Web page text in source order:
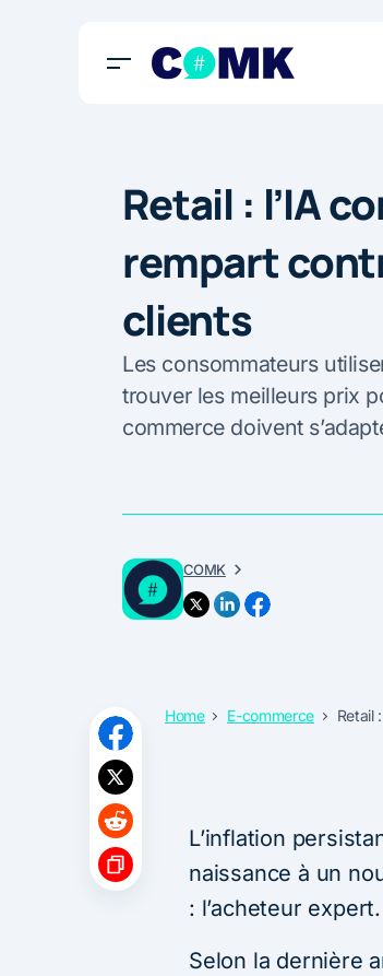
Retail : l’IA
rempart
clients
Les consommateurs
trouver les meilleurs prix
commerce doivent
COMK
Home E-commerce Retail
L’inflation
naissance à un
: l’acheteur expert.
Selon la dernière